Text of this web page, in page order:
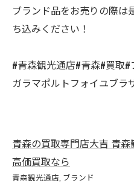
ブランド品をお売りの際は
ち込みください！
#青森観光通店#青森#買取
ガラマポルトフォイユブラ
青森の買取専門店大吉 青森
高価買取なら
青森観光通店 ブランド